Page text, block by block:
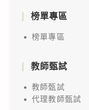
榜單專區
榜單專區
教師甄試
教師甄試
代理教師甄試